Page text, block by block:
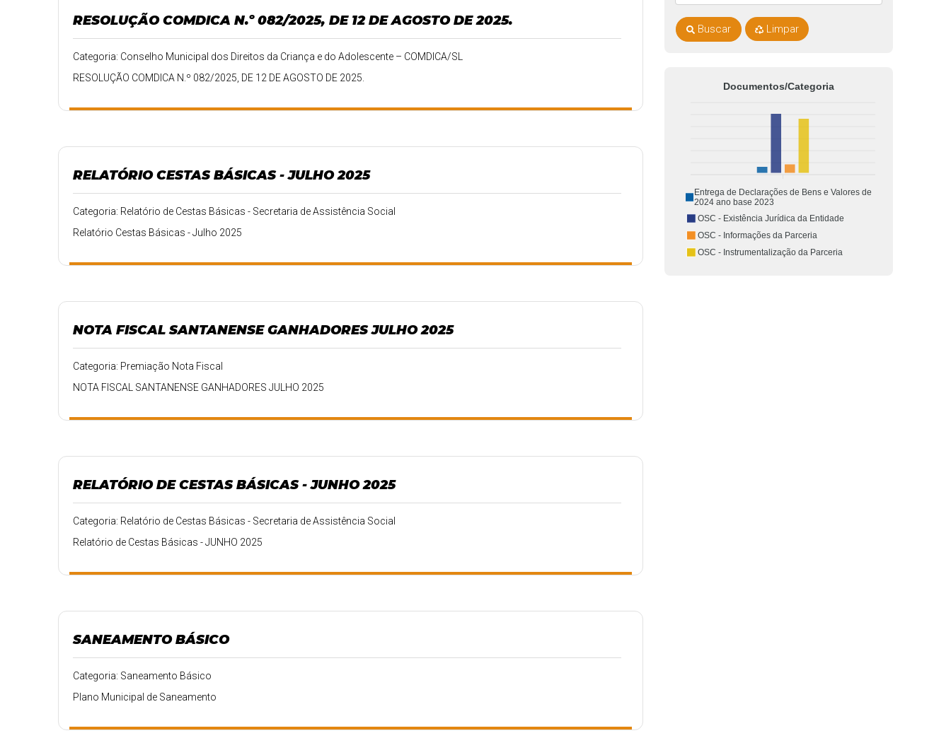
RESOLUÇÃO COMDICA N.º 082/2025, DE 12 DE AGOSTO DE 2025.
Categoria: Conselho Municipal dos Direitos da Criança e do Adolescente – COMDICA/SL
RESOLUÇÃO COMDICA N.º 082/2025, DE 12 DE AGOSTO DE 2025.
RELATÓRIO CESTAS BÁSICAS - JULHO 2025
Categoria: Relatório de Cestas Básicas - Secretaria de Assistência Social
Relatório Cestas Básicas - Julho 2025
NOTA FISCAL SANTANENSE GANHADORES JULHO 2025
Categoria: Premiação Nota Fiscal
NOTA FISCAL SANTANENSE GANHADORES JULHO 2025
RELATÓRIO DE CESTAS BÁSICAS - JUNHO 2025
Categoria: Relatório de Cestas Básicas - Secretaria de Assistência Social
Relatório de Cestas Básicas - JUNHO 2025
SANEAMENTO BÁSICO
Categoria: Saneamento Básico
Plano Municipal de Saneamento
Buscar Limpar
Documentos/Categoria
Entrega de Declarações de Bens e Valores de
2024 ano base 2023
OSC - Existência Jurídica da Entidade
OSC - Informações da Parceria
OSC - Instrumentalização da Parceria